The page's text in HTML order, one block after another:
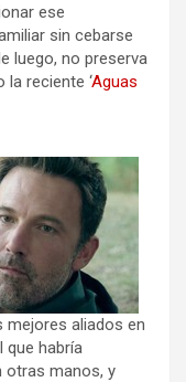
ese
sin cebarse
luego, no preserva
la reciente ‘Aguas
mejores aliados en
que habría
otras manos, y